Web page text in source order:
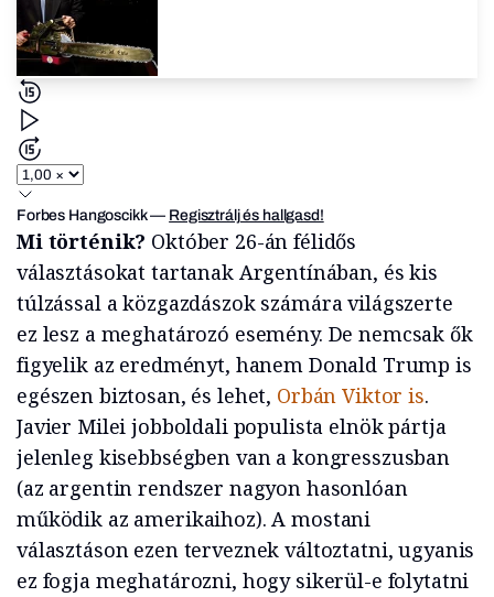
Forbes Hangoscikk— Regisztrálj és hallgasd!
Mi történik? Október 26-án félidős
választásokat tartanak Argentínában, és kis
túlzással a közgazdászok számára világszerte
ez lesz a meghatározó esemény. De nemcsak ők
figyelik az eredményt, hanem Donald Trump is
egészen biztosan, és lehet, Orbán Viktor is.
Javier Milei jobboldali populista elnök pártja
jelenleg kisebbségben van a kongresszusban
(az argentin rendszer nagyon hasonlóan
működik az amerikaihoz). A mostani
választáson ezen terveznek változtatni, ugyanis
ez fogja meghatározni, hogy sikerül-e folytatni